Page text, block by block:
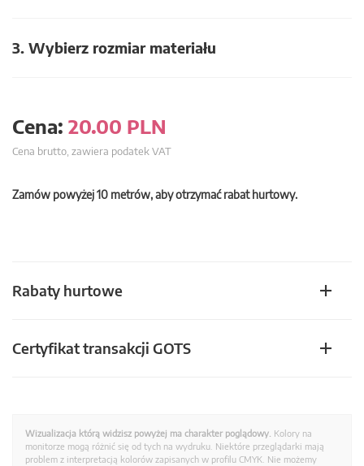
3. Wybierz rozmiar materiału
Cena: 20.00 PLN
Cena brutto, zawiera podatek VAT
Zamów powyżej 10 metrów, aby otrzymać rabat hurtowy.
Rabaty hurtowe
Certyfikat transakcji GOTS
Wizualizacja którą widzisz powyżej ma charakter poglądowy. Kolory na
monitorze mogą różnić się od tych na wydruku. Niektóre przeglądarki mają
problem z interpretacją kolorów zapisanych w profilu CMYK. Nie możemy